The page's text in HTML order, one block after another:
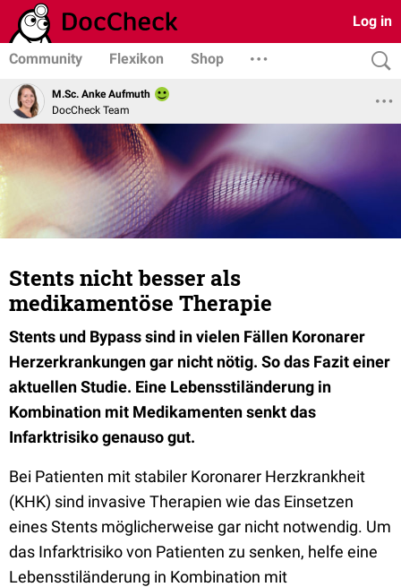
Log in
Community Flexikon Shop
M.Sc. Anke Aufmuth
DocCheck Team
Stents nicht besser als
medikamentöse Therapie
Stents und Bypass sind in vielen Fällen Koronarer
Herzerkrankungen gar nicht nötig. So das Fazit einer
aktuellen Studie. Eine Lebensstiländerung in
Kombination mit Medikamenten senkt das
Infarktrisiko genauso gut.
Bei Patienten mit stabiler Koronarer Herzkrankheit
(KHK) sind invasive Therapien wie das Einsetzen
eines Stents möglicherweise gar nicht notwendig. Um
das Infarktrisiko von Patienten zu senken, helfe eine
Lebensstiländerung in Kombination mit